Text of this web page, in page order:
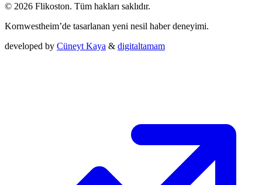
© 2026 Flikoston. Tüm hakları saklıdır.
Kornwestheim’de tasarlanan yeni nesil haber deneyimi.
developed by Cüneyt Kaya & digitaltamam